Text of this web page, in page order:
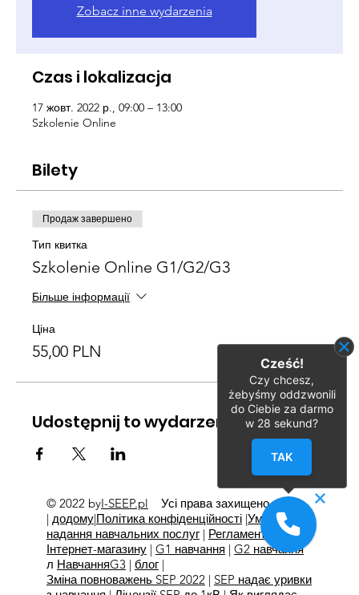
Zobacz inne wydarzenia
Czas i lokalizacja
17 жовт. 2022 р., 09:00 – 13:00
Szkolenie Online
Bilety
Продаж завершено
Тип квитка
Szkolenie Online G1/G2/G3
Більше інформації
Ціна
55,00 PLN
Udostępnij to wydarzenie
© 2022 byI-SEEP.pl
Усі права захищено
| додому|Політика конфіденційності|Умови
надання навчальних послуг| Регламент
Інтернет-магазину | G1 навчання | G2 навчання
л НавчанняG3 | блог|
Зміна повноважень SEP 2022 | SEP надає уривки
Cześć!
Czy chcesz,
żebyśmy oddzwonili
do Ciebie za darmo
w 28 sekund?
TAK